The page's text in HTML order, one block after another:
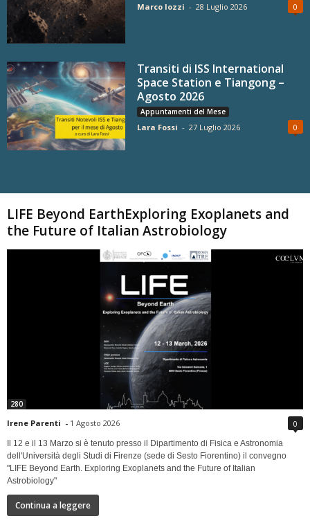
Marco Iozzi - 28 Luglio 2026 0
Transiti di ISS International
Space Station e Tiangong –
Agosto 2026
Appuntamenti del Mese
Lara Fossi - 27 Luglio 2026 0
LIFE Beyond EarthExploring Exoplanets and
the Future of Italian Astrobiology
280
Irene Parenti - 1 Agosto 2026 0
Il 12 e il 13 Marzo si è tenuto presso il Dipartimento di Fisica e Astronomia
dell'Università degli Studi di Firenze (sede di Sesto Fiorentino) il convegno
"LIFE Beyond Earth. Exploring Exoplanets and the Future of Italian
Astrobiology"
Continua a leggere